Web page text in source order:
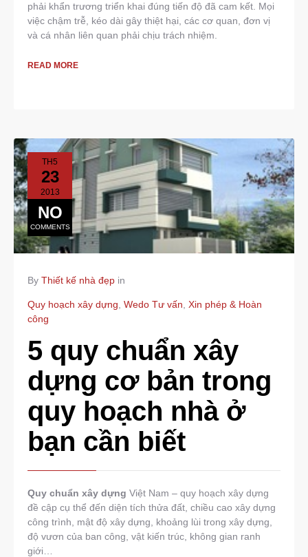
phải khẩn trương triển khai đúng tiến độ đã cam kết. Mọi
việc chậm trễ, kéo dài gây thiệt hại, các cơ quan, đơn vị
và cá nhân liên quan phải chịu trách nhiệm.
READ MORE
TH5
23
2013
NO
COMMENTS
By Thiết kế nhà đẹp in
Quy hoạch xây dựng Wedo Tư vấn Xin phép & Hoàn
công
5 quy chuẩn xây
dựng cơ bản trong
quy hoạch nhà ở
bạn cần biết
Quy chuẩn xây dựng Việt Nam – quy hoạch xây dựng
đề cập cụ thể đến diện tích thửa đất, chiều cao xây dựng
công trình, mật độ xây dựng, khoảng lùi trong xây dựng,
độ vươn của ban công, vật kiến trúc, không gian ranh
giới…